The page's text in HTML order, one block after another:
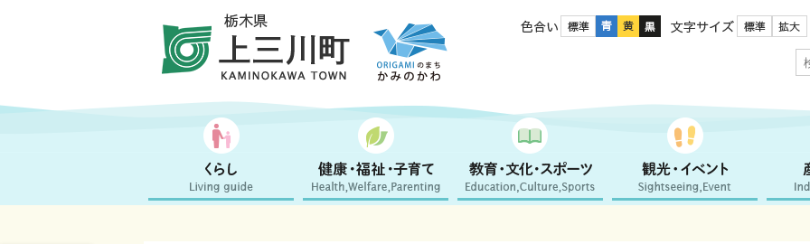
色合い 文字サイズ